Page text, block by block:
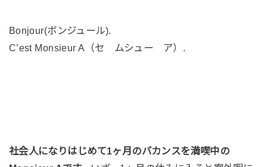
Bonjour(ボンジュール).
C’est Monsieur A（セ ムシュー ア）.
社会人になりはじめて1ヶ月のバカンスを満喫中の